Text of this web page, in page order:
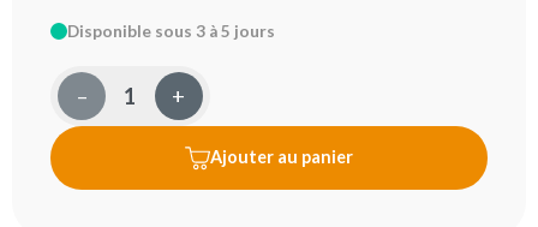
Disponible sous 3 à 5 jours
– +
Ajouter au panier